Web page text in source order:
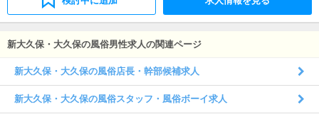
新大久保・大久保の風俗男性求人の関連ページ
新大久保・大久保の風俗店長・幹部候補求人
新大久保・大久保の風俗スタッフ・風俗ボーイ求人